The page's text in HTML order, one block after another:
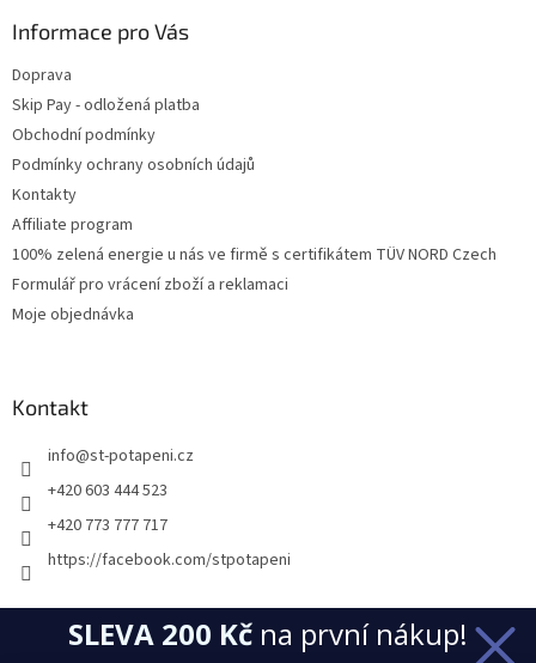
Informace pro Vás
Doprava
Skip Pay - odložená platba
Obchodní podmínky
Podmínky ochrany osobních údajů
Kontakty
Affiliate program
100% zelená energie u nás ve firmě s certifikátem TÜV NORD Czech
Formulář pro vrácení zboží a reklamaci
Moje objednávka
Kontakt
info@st-potapeni.cz
+420 603 444 523
+420 773 777 717
https://facebook.com/stpotapeni
Přijímáme online platby
SLEVA 200 Kč na první nákup!